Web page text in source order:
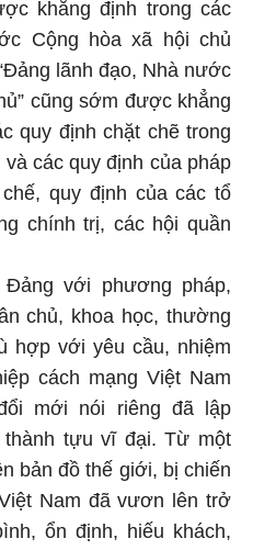
khẳng định trong các
Cộng hòa xã hội chủ
lãnh đạo, Nhà nước
cũng sớm được khẳng
quy định chặt chẽ trong
các quy định của pháp
quy định của các tổ
chính trị, các hội quần
với phương pháp,
chủ, khoa học, thường
hợp với yêu cầu, nhiệm
cách mạng Việt Nam
mới nói riêng đã lập
tựu vĩ đại. Từ một
bản đồ thế giới, bị chiến
Nam đã vươn lên trở
ổn định, hiếu khách,